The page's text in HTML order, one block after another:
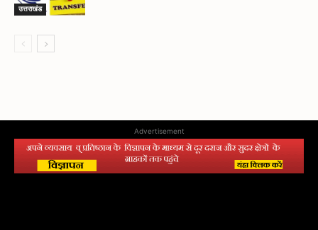
उत्तराखंड
Advertisement